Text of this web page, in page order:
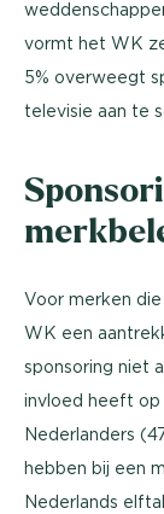
vormt het WK
5% overweegt
televisie aan te
Voor merken
WK een
sponsoring niet
invloed heeft
Nederlanders
hebben bij een
Nederlands